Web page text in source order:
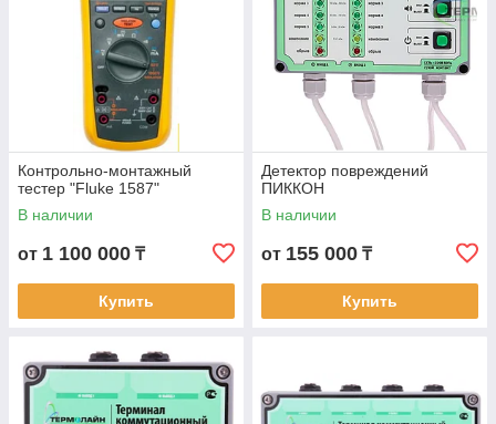
Контрольно-монтажный
тестер "Fluke 1587"
В наличии
от 1 100 000 ₸
Купить
Детектор повреждений
ПИККОН
В наличии
от 155 000 ₸
Купить